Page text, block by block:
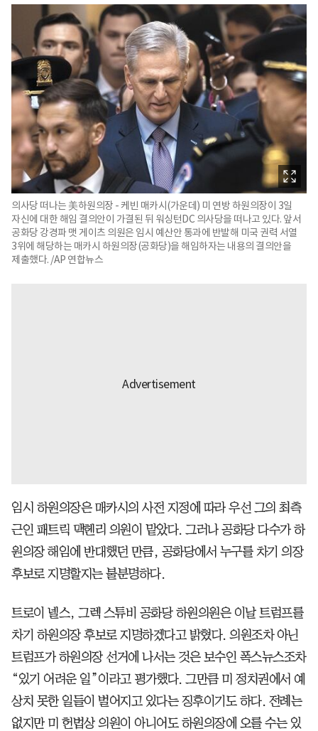
의사당 떠나는 美하원의장 - 케빈 매카시(가운데) 미 연방 하원의장이 3일
자신에 대한 해임 결의안이 가결된 뒤 워싱턴DC 의사당을 떠나고 있다. 앞서
공화당 강경파 맷 게이츠 의원은 임시 예산안 통과에 반발해 미국 권력 서열
3위에 해당하는 매카시 하원의장(공화당)을 해임하자는 내용의 결의안을
제출했다. /AP 연합뉴스
임시 하원의장은 매카시의 사전 지정에 따라 우선 그의 최측
근인 패트릭 맥헨리 의원이 맡았다. 그러나 공화당 다수가 하
원의장 해임에 반대했던 만큼, 공화당에서 누구를 차기 의장
후보로 지명할지는 불분명하다.
트로이 넬스, 그렉 스튜비 공화당 하원의원은 이날 트럼프를
차기 하원의장 후보로 지명하겠다고 밝혔다. 의원조차 아닌
트럼프가 하원의장 선거에 나서는 것은 보수인 폭스뉴스조차
“있기 어려운 일”이라고 평가했다. 그만큼 미 정치권에서 예
상치 못한 일들이 벌어지고 있다는 징후이기도 하다. 전례는
없지만 미 헌법상 의원이 아니어도 하원의장에 오를 수는 있